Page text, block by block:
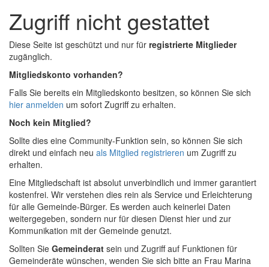
springen,
Accesskey
Zur
Kontaktseite
springen,
Accesskey
Zur
Sitemap
springen,
Accesskey
Schnellmenü
zurück
Zugriff nicht gestattet
Diese Seite ist geschützt und nur für registrierte Mitglieder
zugänglich.
Mitgliedskonto vorhanden?
Falls Sie bereits ein Mitgliedskonto besitzen, so können Sie sich
hier anmelden um sofort Zugriff zu erhalten.
Noch kein Mitglied?
Sollte dies eine Community-Funktion sein, so können Sie sich
direkt und einfach neu als Mitglied registrieren um Zugriff zu
erhalten.
Eine Mitgliedschaft ist absolut unverbindlich und immer garantiert
kostenfrei. Wir verstehen dies rein als Service und Erleichterung
für alle Gemeinde-Bürger. Es werden auch keinerlei Daten
weitergegeben, sondern nur für diesen Dienst hier und zur
Kommunikation mit der Gemeinde genutzt.
Sollten Sie Gemeinderat sein und Zugriff auf Funktionen für
Gemeinderäte wünschen, wenden Sie sich bitte an Frau Marina